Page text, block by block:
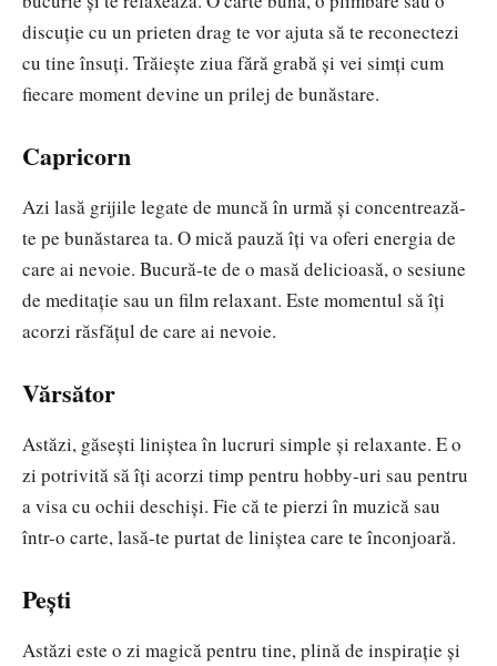
discuție cu un prieten drag te vor ajuta să te reconectezi
cu tine însuți. Trăiește ziua fără grabă și vei simți cum
fiecare moment devine un prilej de bunăstare.
Capricorn
Azi lasă grijile legate de muncă în urmă și concentrează-
te pe bunăstarea ta. O mică pauză îți va oferi energia de
care ai nevoie. Bucură-te de o masă delicioasă, o sesiune
de meditație sau un film relaxant. Este momentul să îți
acorzi răsfățul de care ai nevoie.
Vărsător
Astăzi, găsești liniștea în lucruri simple și relaxante. E o
zi potrivită să îți acorzi timp pentru hobby-uri sau pentru
a visa cu ochii deschiși. Fie că te pierzi în muzică sau
într-o carte, lasă-te purtat de liniștea care te înconjoară.
Pești
Astăzi este o zi magică pentru tine, plină de inspirație și